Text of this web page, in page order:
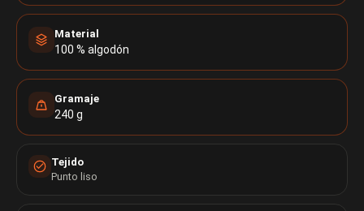
Material
100 % algodón
Gramaje
240 g
Tejido
Punto liso